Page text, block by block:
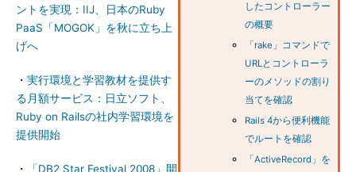
したコントローラー
の概要
「rake」コマンドで
URLとコントローラ
ーのメソッドの割り
当てを確認
Rails 4から便利機能
でルートを確認
「ActiveRecord」を
ントを実現：IIJ、日本のRuby
PaaS「MOGOK」を秋に立ち上
げへ
・ 実行環境と学習教材を提供す
る月額サービス：日立ソフト、
Ruby on Railsの社内学習環境を
提供開始
・ 「DB2 Star Festival 2008」開